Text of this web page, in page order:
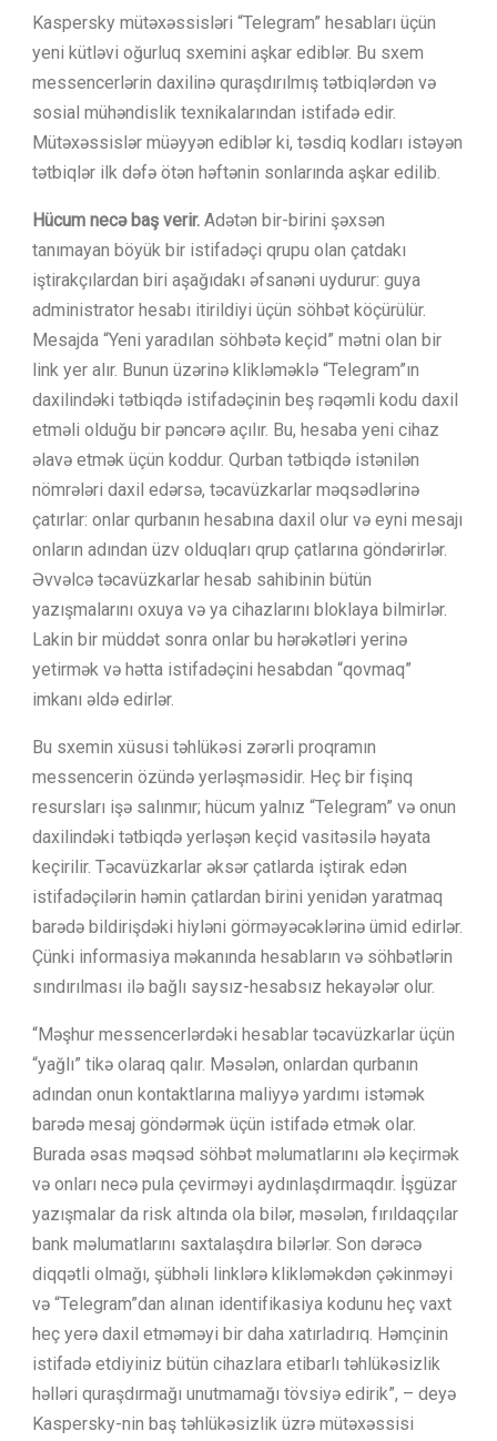
Kaspersky mütəxəssisləri “Telegram” hesabları üçün
yeni kütləvi oğurluq sxemini aşkar ediblər. Bu sxem
messencerlərin daxilinə quraşdırılmış tətbiqlərdən və
sosial mühəndislik texnikalarından istifadə edir.
Mütəxəssislər müəyyən ediblər ki, təsdiq kodları istəyən
tətbiqlər ilk dəfə ötən həftənin sonlarında aşkar edilib.
Hücum necə baş verir. Adətən bir-birini şəxsən
tanımayan böyük bir istifadəçi qrupu olan çatdakı
iştirakçılardan biri aşağıdakı əfsanəni uydurur: guya
administrator hesabı itirildiyi üçün söhbət köçürülür.
Mesajda “Yeni yaradılan söhbətə keçid” mətni olan bir
link yer alır. Bunun üzərinə klikləməklə “Telegram”ın
daxilindəki tətbiqdə istifadəçinin beş rəqəmli kodu daxil
etməli olduğu bir pəncərə açılır. Bu, hesaba yeni cihaz
əlavə etmək üçün koddur. Qurban tətbiqdə istənilən
nömrələri daxil edərsə, təcavüzkarlar məqsədlərinə
çatırlar: onlar qurbanın hesabına daxil olur və eyni mesajı
onların adından üzv olduqları qrup çatlarına göndərirlər.
Əvvəlcə təcavüzkarlar hesab sahibinin bütün
yazışmalarını oxuya və ya cihazlarını bloklaya bilmirlər.
Lakin bir müddət sonra onlar bu hərəkətləri yerinə
yetirmək və hətta istifadəçini hesabdan “qovmaq”
imkanı əldə edirlər.
Bu sxemin xüsusi təhlükəsi zərərli proqramın
messencerin özündə yerləşməsidir. Heç bir fişinq
resursları işə salınmır; hücum yalnız “Telegram” və onun
daxilindəki tətbiqdə yerləşən keçid vasitəsilə həyata
keçirilir. Təcavüzkarlar əksər çatlarda iştirak edən
istifadəçilərin həmin çatlardan birini yenidən yaratmaq
barədə bildirişdəki hiyləni görməyəcəklərinə ümid edirlər.
Çünki informasiya məkanında hesabların və söhbətlərin
sındırılması ilə bağlı saysız-hesabsız hekayələr olur.
“Məşhur messencerlərdəki hesablar təcavüzkarlar üçün
“yağlı” tikə olaraq qalır. Məsələn, onlardan qurbanın
adından onun kontaktlarına maliyyə yardımı istəmək
barədə mesaj göndərmək üçün istifadə etmək olar.
Burada əsas məqsəd söhbət məlumatlarını ələ keçirmək
və onları necə pula çevirməyi aydınlaşdırmaqdır. İşgüzar
yazışmalar da risk altında ola bilər, məsələn, fırıldaqçılar
bank məlumatlarını saxtalaşdıra bilərlər. Son dərəcə
diqqətli olmağı, şübhəli linklərə klikləməkdən çəkinməyi
və “Telegram”dan alınan identifikasiya kodunu heç vaxt
heç yerə daxil etməməyi bir daha xatırladırıq. Həmçinin
istifadə etdiyiniz bütün cihazlara etibarlı təhlükəsizlik
həlləri quraşdırmağı unutmamağı tövsiyə edirik”, – deyə
Kaspersky-nin baş təhlükəsizlik üzrə mütəxəssisi